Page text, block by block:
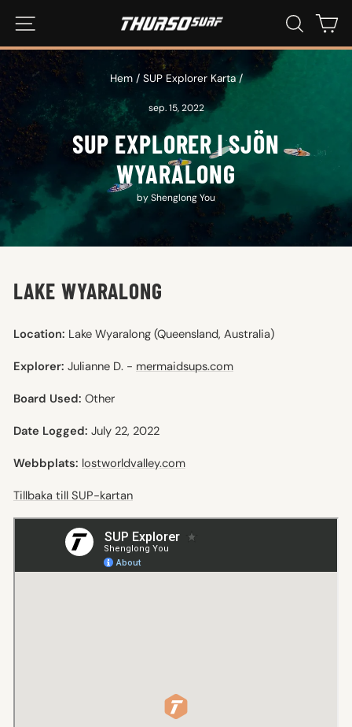
innehåll
WEBBPLATSNAVIGERING SÖK
Hem / SUP Explorer Karta /
sep. 15, 2022
SUP EXPLORER | SJÖN
WYARALONG
by Shenglong You
LAKE WYARALONG
Location: Lake Wyaralong (Queensland, Australia)
Explorer: Julianne D. - mermaidsups.com
Board Used: Other
Date Logged: July 22, 2022
Webbplats: lostworldvalley.com
Tillbaka till SUP-kartan